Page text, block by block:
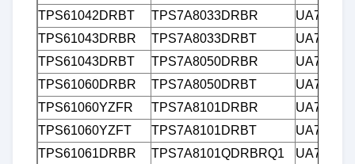
TPS61042DRBT
TPS7A8033DRBR
TPS61043DRBR
TPS7A8033DRBT
TPS61043DRBT
TPS7A8050DRBR
TPS61060DRBR
TPS7A8050DRBT
TPS61060YZFR
TPS7A8101DRBR
TPS61060YZFT
TPS7A8101DRBT
TPS61061DRBR
TPS7A8101QDRBRQ1